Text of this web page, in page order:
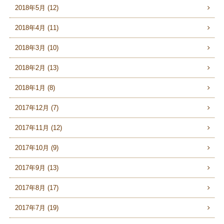
2018年5月 (12)
2018年4月 (11)
2018年3月 (10)
2018年2月 (13)
2018年1月 (8)
2017年12月 (7)
2017年11月 (12)
2017年10月 (9)
2017年9月 (13)
2017年8月 (17)
2017年7月 (19)